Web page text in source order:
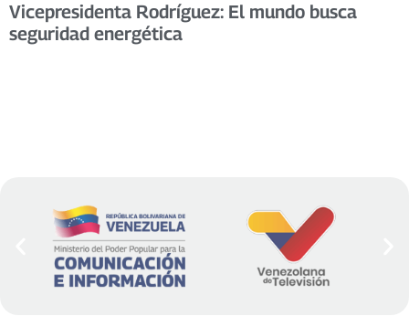
Vicepresidenta Rodríguez: El mundo busca
seguridad energética